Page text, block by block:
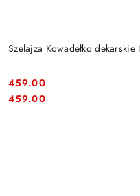
Szelajza Kowadełko
Cena:
459.00
Cena:
459.00